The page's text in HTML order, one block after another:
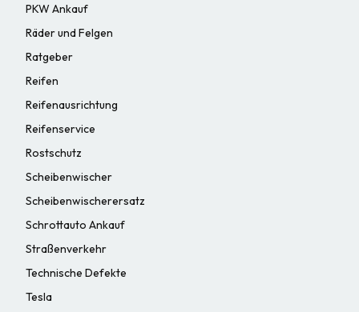
PKW Ankauf
Räder und Felgen
Ratgeber
Reifen
Reifenausrichtung
Reifenservice
Rostschutz
Scheibenwischer
Scheibenwischerersatz
Schrottauto Ankauf
Straßenverkehr
Technische Defekte
Tesla